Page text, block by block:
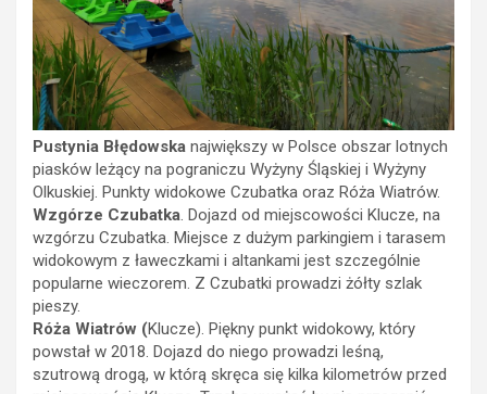
Pustynia Błędowska największy w Polsce obszar lotnych
piasków leżący na pograniczu Wyżyny Śląskiej i Wyżyny
Olkuskiej. Punkty widokowe Czubatka oraz Róża Wiatrów.
Wzgórze Czubatka. Dojazd od miejscowości Klucze, na
wzgórzu Czubatka. Miejsce z dużym parkingiem i tarasem
widokowym z ławeczkami i altankami jest szczególnie
popularne wieczorem. Z Czubatki prowadzi żółty szlak
pieszy.
Róża Wiatrów (Klucze). Piękny punkt widokowy, który
powstał w 2018. Dojazd do niego prowadzi leśną,
szutrową drogą, w którą skręca się kilka kilometrów przed